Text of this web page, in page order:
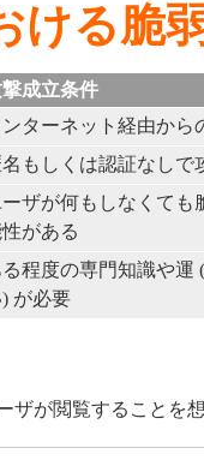
ける脆
成立条件
ンターネット経由から
名もしくは認証なしで
ザが何もしなくても
がある
る程度の専門知識や運
が必要
ザが閲覧することを